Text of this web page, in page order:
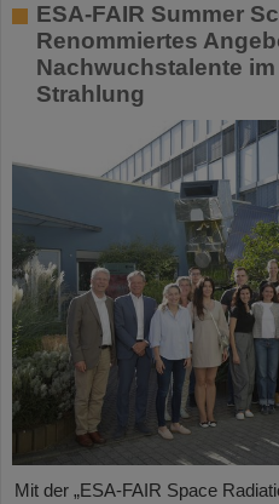
ESA-FAIR Summer
Renommiertes
Nachwuchstalente
Strahlung
Mit der „ESA-FAIR Space